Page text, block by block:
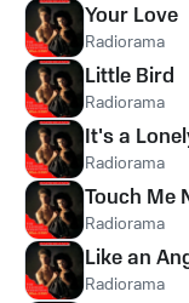
Your Love
Radiorama
Little Bird
Radiorama
It's a
Radiorama
Touch Me
Radiorama
Like an
Radiorama